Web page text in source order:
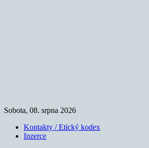
Sobota, 08. srpna 2026
Kontakty / Etický kodex
Inzerce